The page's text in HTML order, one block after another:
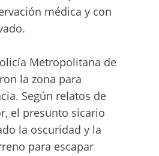
médica y con
Metropolitana de
la zona para
Según relatos de
el presunto sicario
la oscuridad y la
para escapar